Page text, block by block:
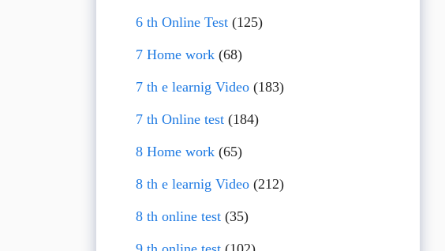
6 th Online Test(125)
7 Home work(68)
7 th e learnig Video(183)
7 th Online test(184)
8 Home work(65)
8 th e learnig Video(212)
8 th online test(35)